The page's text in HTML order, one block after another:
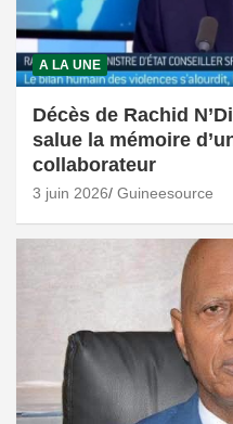
A LA UNE
Décès de Rachid
salue la mémoire
collaborateur
3 juin 2026 Guineesource